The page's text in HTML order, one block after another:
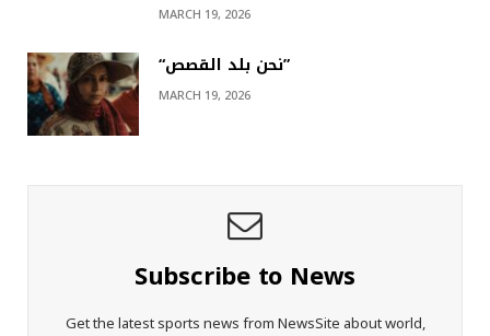
MARCH 19, 2026
“نحن بلد القصص”
MARCH 19, 2026
Subscribe to News
Get the latest sports news from NewsSite about world,